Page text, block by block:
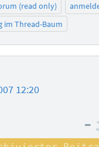
(read only)
im Thread-Baum
12:20
–